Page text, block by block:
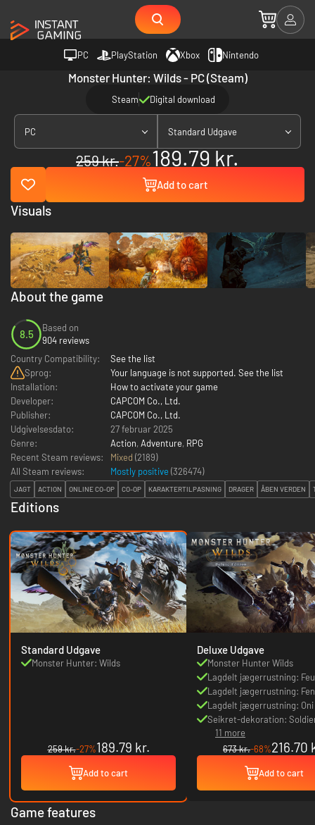
PC PlayStation Xbox Nintendo
Monster Hunter: Wilds - PC (Steam)
Steam Digital download
PC Standard Udgave
259 kr.-27%189.79 kr.
Add to cart
About the game
8.5
Based on
904 reviews
Country Compatibility:
See the list
Sprog:
Your language is not supported. See the list
Installation:
How to activate your game
Developer:
CAPCOM Co., Ltd.
Publisher:
CAPCOM Co., Ltd.
Udgivelsesdato:
27 februar 2025
Genre:
Action, Adventure, RPG
Recent Steam reviews:
Mixed (2189)
All Steam reviews:
Mostly positive (326474)
JAGT ACTION ONLINE CO-OP CO-OP KARAKTERTILPASNING DRAGER ÅBEN VERDEN
Editions
Standard Udgave
Monster Hunter: Wilds
259 kr.-27%189.79 kr.
Add to cart
Deluxe Udgave
Monster Hunter Wilds
Lagdelt jægerrustning:
Soldier
Lagdelt jægerrustning:
Eyepatch
Lagdelt jægerrustning: Oni
Wig
Seikret-dekoration:
Caparison
11 more
673 kr.-68%216.70
Add to cart
Visuals
Game features